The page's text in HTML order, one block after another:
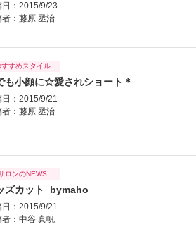
日：2015/9/23
： 藤原 丞治
すすめスタイル
も小顔に☆愛されショート＊
日：2015/9/21
： 藤原 丞治
ロンのNEWS
ズカット bymaho
日：2015/9/21
： 中谷 真帆